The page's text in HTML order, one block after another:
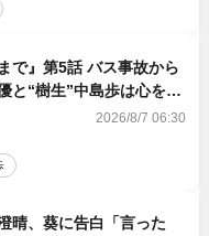
で』第5話 バス事故から
“樹生”中島歩は心を許
2026/8/7 06:30
晴、葵に告白「言った